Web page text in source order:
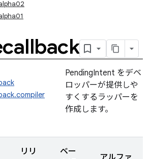
PendingIntent をデベ
ロッパーが提供しや
すくするラッパーを
作成します。
リリ
ベー